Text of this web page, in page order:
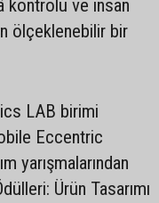
kontrolü ve insan
ölçeklenebilir bir
LAB birimi
Eccentric
yarışmalarından
Ürün Tasarımı